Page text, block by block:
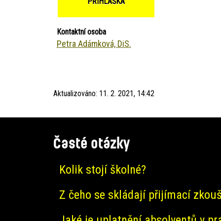
Kontaktní osoba
Petra Adámková, DiS.
Aktualizováno: 11. 2. 2021, 14:42
Časté otázky
Kolik stojí školné?
Z čeho se skládají přijímací